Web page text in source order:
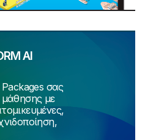
AI
σας
μάθησης με